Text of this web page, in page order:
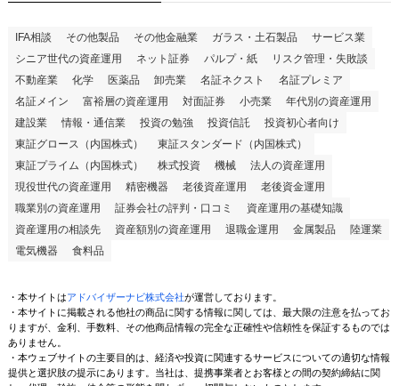
IFA相談 その他製品 その他金融業 ガラス・土石製品
サービス業
シニア世代の資産運用
ネット証券 パルプ・紙
リスク管理・失敗談
不動産業
化学 医薬品 卸売業 名証ネクスト
名証プレミア
名証メイン
富裕層の資産運用 対面証券 小売業
年代別の資産運用
建設業
情報・通信業 投資の勉強 投資信託
投資初心者向け
東証グロース（内国株式）
東証スタンダード（内国株式）
東証プライム（内国株式）
株式投資 機械
法人の資産運用
現役世代の資産運用
精密機器 老後資産運用
老後資金運用
職業別の資産運用
証券会社の評判・口コミ
資産運用の基礎知識
資産運用の相談先
資産額別の資産運用 退職金運用 金属製品
陸運業
電気機器
食料品
・本サイトはアドバイザーナビ株式会社が運営しております。
・本サイトに掲載される他社の商品に関する情報に関しては、最大限の注意を払ってお
りますが、金利、手数料、その他商品情報の完全な正確性や信頼性を保証するものでは
ありません。
・本ウェブサイトの主要目的は、経済や投資に関連するサービスについての適切な情報
提供と選択肢の提示にあります。当社は、提携事業者とお客様との間の契約締結に関